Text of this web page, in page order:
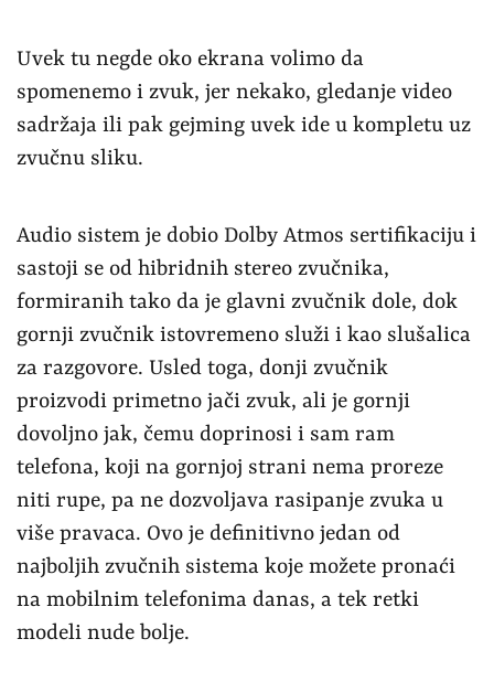
Uvek tu negde oko ekrana volimo da
spomenemo i zvuk, jer nekako, gledanje video
sadržaja ili pak gejming uvek ide u kompletu uz
zvučnu sliku.
Audio sistem je dobio Dolby Atmos sertifikaciju i
sastoji se od hibridnih stereo zvučnika,
formiranih tako da je glavni zvučnik dole, dok
gornji zvučnik istovremeno služi i kao slušalica
za razgovore. Usled toga, donji zvučnik
proizvodi primetno jači zvuk, ali je gornji
dovoljno jak, čemu doprinosi i sam ram
telefona, koji na gornjoj strani nema proreze
niti rupe, pa ne dozvoljava rasipanje zvuka u
više pravaca. Ovo je definitivno jedan od
najboljih zvučnih sistema koje možete pronaći
na mobilnim telefonima danas, a tek retki
modeli nude bolje.